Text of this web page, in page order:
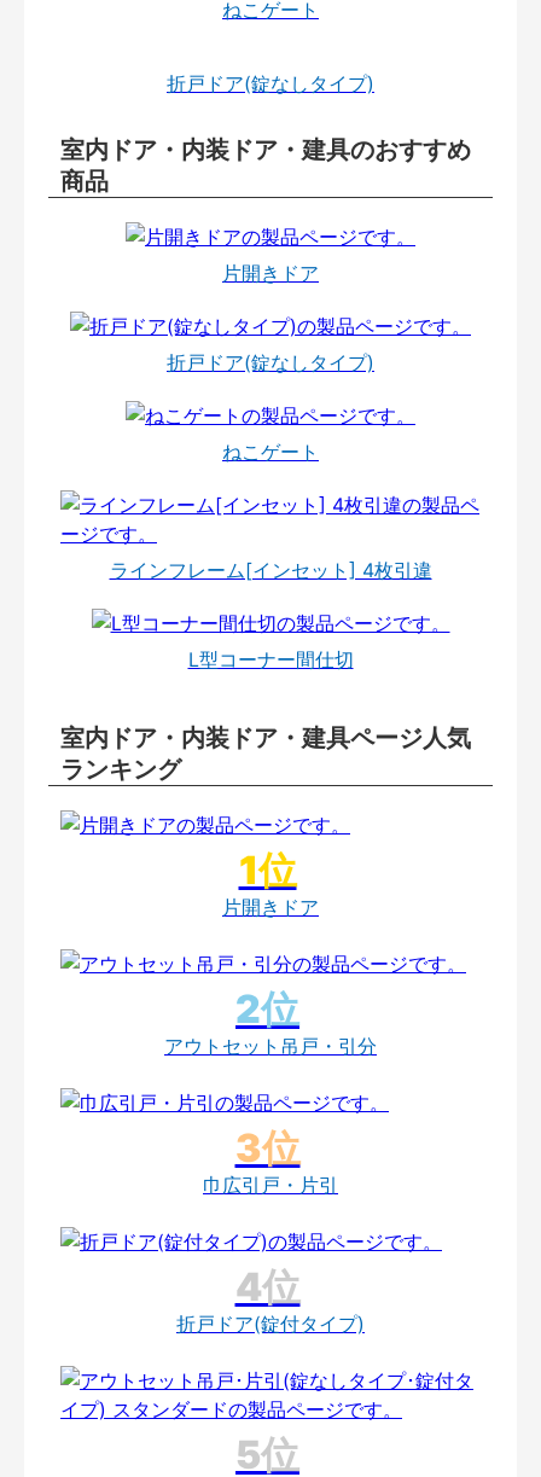
ねこゲート
折戸ドア(錠なしタイプ)
室内ドア・内装ドア・建具のおすすめ
商品
片開きドア
折戸ドア(錠なしタイプ)
ねこゲート
ラインフレーム[インセット] 4枚引違
L型コーナー間仕切
室内ドア・内装ドア・建具ページ人気
ランキング
片開きドア
アウトセット吊戸・引分
巾広引戸・片引
折戸ドア(錠付タイプ)